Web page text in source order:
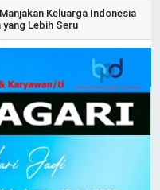
Keluarga Indonesia
Lebih Seru